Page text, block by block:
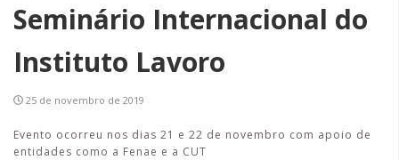
Seminário Internacional do
Instituto Lavoro
25 de novembro de 2019
Evento ocorreu nos dias 21 e 22 de novembro com apoio de
entidades como a Fenae e a CUT